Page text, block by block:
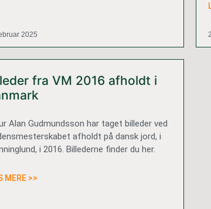
2025
fra VM 2016 afholdt i
Alan Gudmundsson har taget billeder ved
afholdt på dansk jord, i
i 2016. Billederne finder du her.
MERE >>